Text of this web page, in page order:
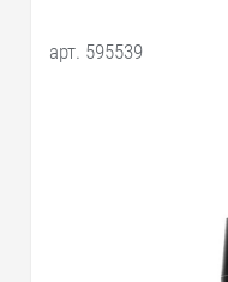
арт. 595539